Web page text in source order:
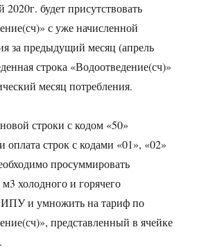
будет присутствовать
с уже начисленной
за предыдущий месяц (апрель
строка «Водоотведение(сч)»
месяц потребления.
строки с кодом «50»
оплата строк с кодами «01», «02»
просуммировать
холодного и горячего
ИПУ и умножить на тариф по
представленный в ячейке